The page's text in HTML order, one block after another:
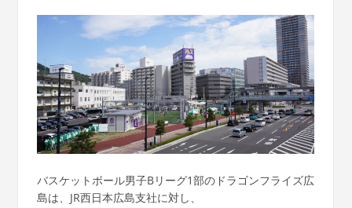
バスケットボール男子Bリーグ1部のドラゴンフライズ広
島は、JR西日本広島支社に対し、